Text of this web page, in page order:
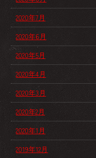
2020年7月
2020年6月
2020年5月
2020年4月
2020年3月
2020年2月
2020年1月
2019年12月